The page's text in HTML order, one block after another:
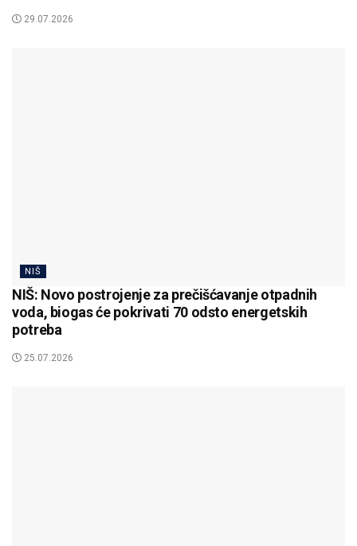
29.07.2026
NIŠ
NIŠ: Novo postrojenje za prečišćavanje otpadnih
voda, biogas će pokrivati 70 odsto energetskih
potreba
25.07.2026